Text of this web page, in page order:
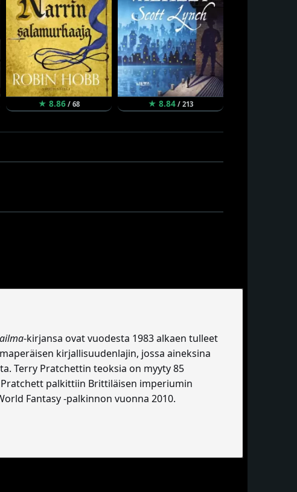
★ 8.86 / 68 ★ 8.84 / 213
-kirjansa ovat vuodesta 1983 alkaen tulleet
kirjallisuudenlajin, jossa aineksina
Terry Pratchettin teoksia on myyty 85
palkittiin Brittiläisen imperiumin
Fantasy -palkinnon vuonna 2010.